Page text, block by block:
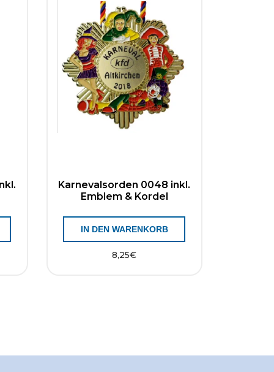
Karnevalsorden 0048 inkl.
Emblem & Kordel
8,25€
IN DEN WARENKORB